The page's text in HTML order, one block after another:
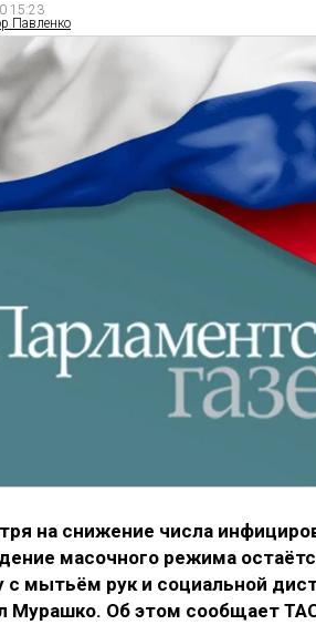
15:23
Павленко
на снижение числа
масочного режима
с мытьём рук и социальной
Мурашко. Об этом сообщает